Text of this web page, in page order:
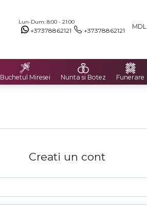
Lun-Dum: 8:00 - 21:00
+37378862121 +37378862121 MDL
Buchetul Miresei Nunta si Botez Funerare
Creati un cont